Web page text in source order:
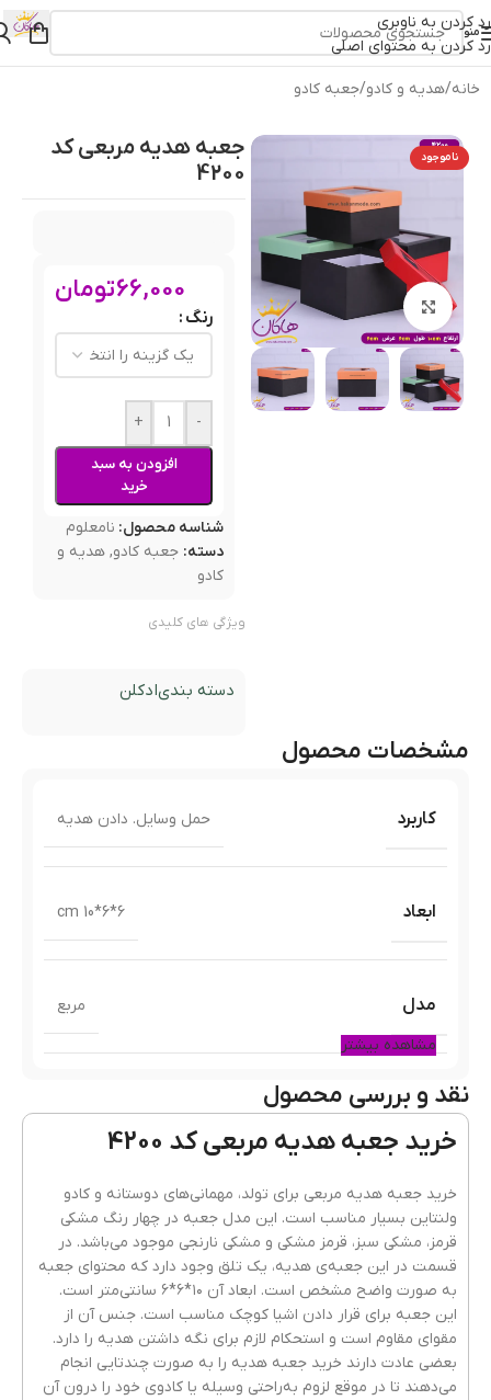
رد کردن به ناوبری
رد کردن به محتوای اصلی
منو
خانه/هدیه و کادو/جعبه کادو
ناموجود
بزرگنمایی تصویر
جعبه هدیه مربعی کد
4200
66,000تومان
رنگ
-
+
افزودن به سبد
خرید
شناسه محصول: نامعلوم
دسته: جعبه کادو, هدیه و
کادو
ویژگی های کلیدی
دسته بندیادکلن
مشخصات محصول
کاربرد حمل وسایل. دادن هدیه
ابعاد 6*6*10 cm
مدل مربع
رنگ قرمز مشکی,مشکی سبز
جنس مقوای ضخیم
مناسب
برای
تولد, دوستانه ,روز مادر, روز مرد,سوپرایز
عاشقانه
ولنتاین یلدا
مشاهده بیشتر
نقد و بررسی محصول
خرید جعبه هدیه مربعی کد 4200
خرید جعبه هدیه مربعی برای تولد، مهمانی‌های دوستانه و کادو
ولنتاین بسیار مناسب است. این مدل جعبه در چهار رنگ مشکی
قرمز، مشکی سبز، قرمز مشکی و مشکی نارنجی موجود می‌باشد. در
قسمت در این جعبه‌ی هدیه، یک تلق وجود دارد که محتوای جعبه
به صورت واضح مشخص است. ابعاد آن ۱۰*۶*۶ سانتی‌متر است.
این جعبه برای قرار دادن اشیا کوچک مناسب است. جنس آن از
مقوای مقاوم است و استحکام لازم برای نگه داشتن هدیه را دارد.
بعضی عادت دارند خرید جعبه هدیه را به صورت چندتایی انجام
می‌دهند تا در موقع لزوم به‌راحتی وسیله یا کادوی خود را درون آن